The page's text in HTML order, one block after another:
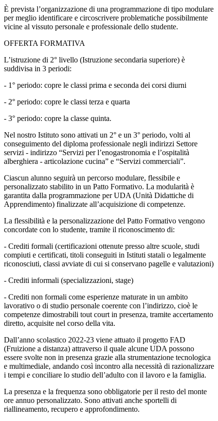
È prevista l’organizzazione di una programmazione di tipo modulare
per meglio identificare e circoscrivere problematiche possibilmente
vicine al vissuto personale e professionale dello studente.
OFFERTA FORMATIVA
L’istruzione di 2° livello (Istruzione secondaria superiore) è
suddivisa in 3 periodi:
- 1° periodo: copre le classi prima e seconda dei corsi diurni
- 2° periodo: copre le classi terza e quarta
- 3° periodo: copre la classe quinta.
Nel nostro Istituto sono attivati un 2° e un 3° periodo, volti al
conseguimento del diploma professionale negli indirizzi Settore
servizi - indirizzo “Servizi per l’enogastronomia e l’ospitalità
alberghiera - articolazione cucina” e “Servizi commerciali”.
Ciascun alunno seguirà un percorso modulare, flessibile e
personalizzato stabilito in un Patto Formativo. La modularità è
garantita dalla programmazione per UDA (Unità Didattiche di
Apprendimento) finalizzate all’acquisizione di competenze.
La flessibilità e la personalizzazione del Patto Formativo vengono
concordate con lo studente, tramite il riconoscimento di:
- Crediti formali (certificazioni ottenute presso altre scuole, studi
compiuti e certificati, titoli conseguiti in Istituti statali o legalmente
riconosciuti, classi avviate di cui si conservano pagelle e valutazioni)
- Crediti informali (specializzazioni, stage)
- Crediti non formali come esperienze maturate in un ambito
lavorativo o di studio personale coerente con l’indirizzo, cioè le
competenze dimostrabili tout court in presenza, tramite accertamento
diretto, acquisite nel corso della vita.
Dall’anno scolastico 2022-23 viene attuato il progetto FAD
(Fruizione a distanza) attraverso il quale alcune UDA possono
essere svolte non in presenza grazie alla strumentazione tecnologica
e multimediale, andando così incontro alla necessità di razionalizzare
i tempi e conciliare lo studio dell’adulto con il lavoro e la famiglia.
La presenza e la frequenza sono obbligatorie per il resto del monte
ore annuo personalizzato. Sono attivati anche sportelli di
riallineamento, recupero e approfondimento.